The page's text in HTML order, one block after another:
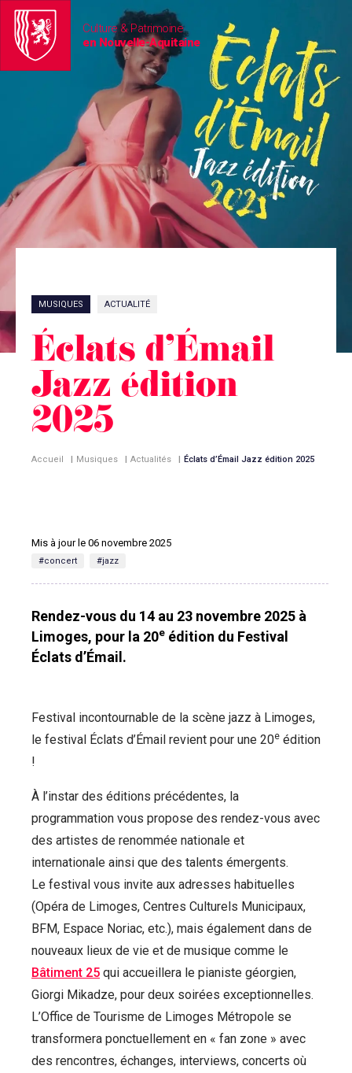
Culture & Patrimoine
en Nouvelle-Aquitaine
MUSIQUES ACTUALITÉ
Éclats d’Émail
Jazz édition
2025
Accueil | Musiques | Actualités | Éclats d’Émail Jazz édition 2025
Mis à jour le 06 novembre 2025
#concert #jazz
Rendez-vous du 14 au 23 novembre 2025 à
Limoges, pour la 20e édition du Festival
Éclats d’Émail.
Festival incontournable de la scène jazz à Limoges,
le festival Éclats d’Émail revient pour une 20e édition
!
À l’instar des éditions précédentes, la
programmation vous propose des rendez-vous avec
des artistes de renommée nationale et
internationale ainsi que des talents émergents.
Le festival vous invite aux adresses habituelles
(Opéra de Limoges, Centres Culturels Municipaux,
BFM, Espace Noriac, etc.), mais également dans de
nouveaux lieux de vie et de musique comme le
Bâtiment 25 qui accueillera le pianiste géorgien,
Giorgi Mikadze, pour deux soirées exceptionnelles.
L’Office de Tourisme de Limoges Métropole se
transformera ponctuellement en « fan zone » avec
des rencontres, échanges, interviews, concerts où